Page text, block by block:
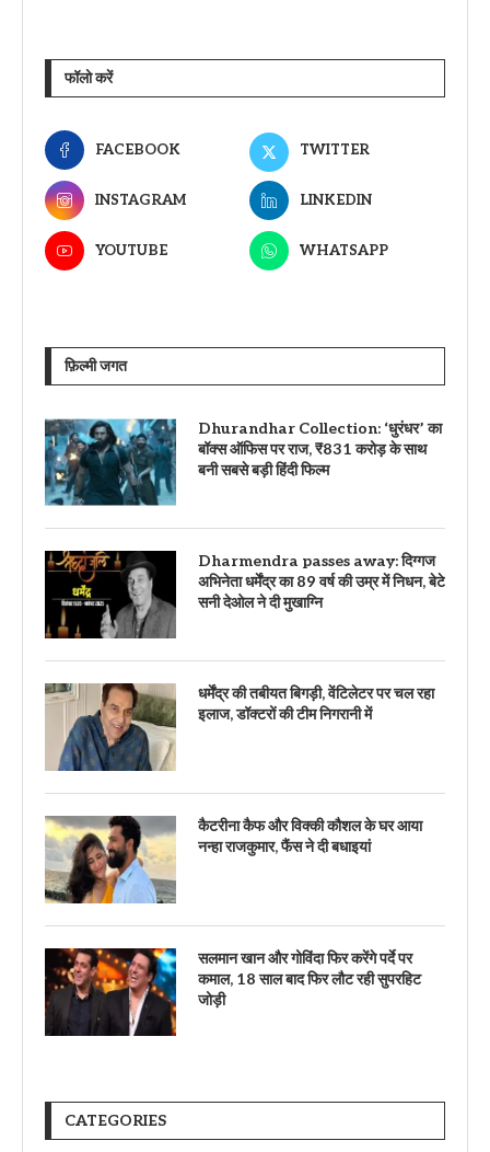
फॉलो करें
FACEBOOK TWITTER
INSTAGRAM LINKEDIN
YOUTUBE WHATSAPP
फ़िल्मी जगत
Dhurandhar Collection: ‘धुरंधर’ का
बॉक्स ऑफिस पर राज, ₹831 करोड़ के साथ
बनी सबसे बड़ी हिंदी फिल्म
Dharmendra passes away: दिग्गज
अभिनेता धर्मेंद्र का 89 वर्ष की उम्र में निधन, बेटे
सनी देओल ने दी मुखाग्नि
धर्मेंद्र की तबीयत बिगड़ी, वेंटिलेटर पर चल रहा
इलाज, डॉक्टरों की टीम निगरानी में
कैटरीना कैफ और विक्की कौशल के घर आया
नन्हा राजकुमार, फैंस ने दी बधाइयां
सलमान खान और गोविंदा फिर करेंगे पर्दे पर
कमाल, 18 साल बाद फिर लौट रही सुपरहिट
जोड़ी
CATEGORIES